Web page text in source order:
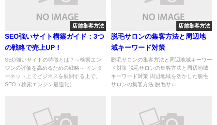
店舗集客方法
SEO強いサイト構築ガイド：3つ
の戦略で売上UP！
SEO強いサイトの特徴とは？～検索エン
ジンの評価を高めるための戦略～ インタ
ーネット上でビジネスを展開する上で、
SEO（検索エンジン最適化）...
店舗集客方法
脱毛サロンの集客方法と周辺地
域キーワード対策
脱毛サロンの集客方法と周辺地域キーワー
ド対策 脱毛サロンの集客方法と周辺地域
キーワード対策 周辺地域を活かした脱毛
サロンの集客方法 脱毛サロ...